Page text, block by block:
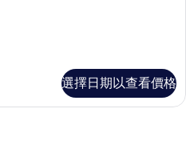
選擇日期以查看價格